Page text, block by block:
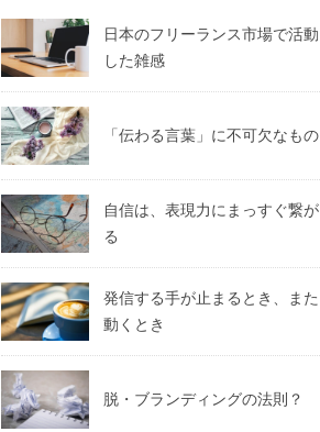
日本のフリーランス市場で活動
した雑感
「伝わる言葉」に不可欠なもの
自信は、表現力にまっすぐ繋が
る
発信する手が止まるとき、また
動くとき
脱・ブランディングの法則？